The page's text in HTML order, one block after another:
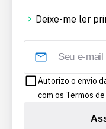
Deixe-me ler
Autorizo o envio
com os Termos de